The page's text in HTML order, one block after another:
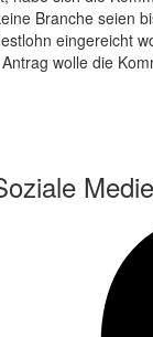
Branche seien
eingereicht
wolle die